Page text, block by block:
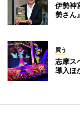
伊勢神
勢さん
買う
志摩ス
導入ほ